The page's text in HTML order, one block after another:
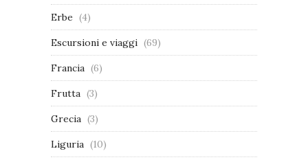
Erbe (4)
Escursioni e viaggi (69)
Francia (6)
Frutta (3)
Grecia (3)
Liguria (10)